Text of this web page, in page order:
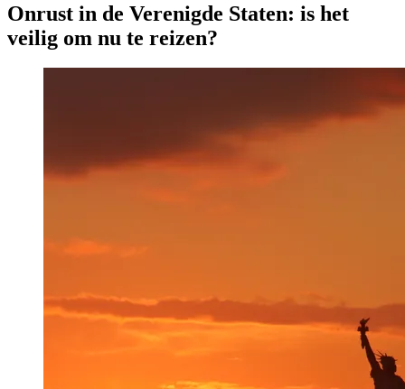
Onrust in de Verenigde Staten: is het
veilig om nu te reizen?